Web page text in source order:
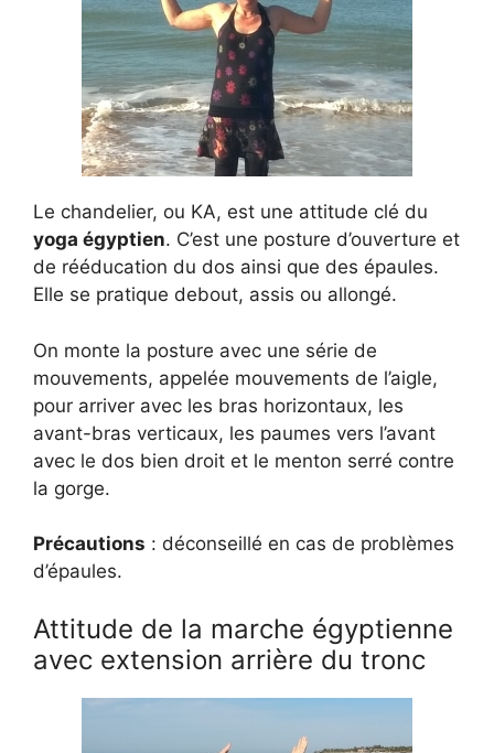
Le chandelier, ou KA, est une attitude clé du
yoga égyptien. C’est une posture d’ouverture et
de rééducation du dos ainsi que des épaules.
Elle se pratique debout, assis ou allongé.
On monte la posture avec une série de
mouvements, appelée mouvements de l’aigle,
pour arriver avec les bras horizontaux, les
avant-bras verticaux, les paumes vers l’avant
avec le dos bien droit et le menton serré contre
la gorge.
Précautions : déconseillé en cas de problèmes
d’épaules.
Attitude de la marche égyptienne
avec extension arrière du tronc